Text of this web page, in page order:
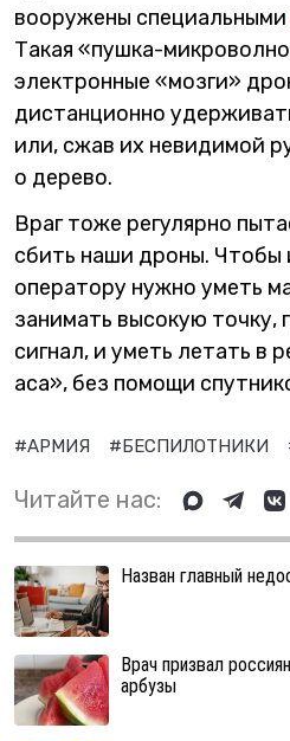
вооружены специальными
Такая «пушка-
электронные «мозги»
дистанционно
или, сжав их невидимой
о дерево.
Враг тоже регулярно
сбить наши дроны. Чтобы
оператору нужно уметь
занимать высокую точку,
сигнал, и уметь летать в
аса», без помощи
#АРМИЯ #БЕСПИЛОТНИКИ
Читайте нас:
Назван главный
Врач призвал
арбузы